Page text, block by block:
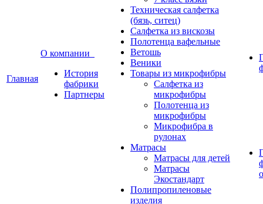
Главная
О компании
История
фабрики
Партнеры
Техническая салфетка
(бязь, ситец)
Салфетка из вискозы
Полотенца вафельные
Ветошь
Веники
Товары из микрофибры
Салфетка из
микрофибры
Полотенца из
микрофибры
Микрофибра в
рулонах
Матрасы
Матрасы для детей
Матрасы
Экостандарт
Полипропиленовые
изделия